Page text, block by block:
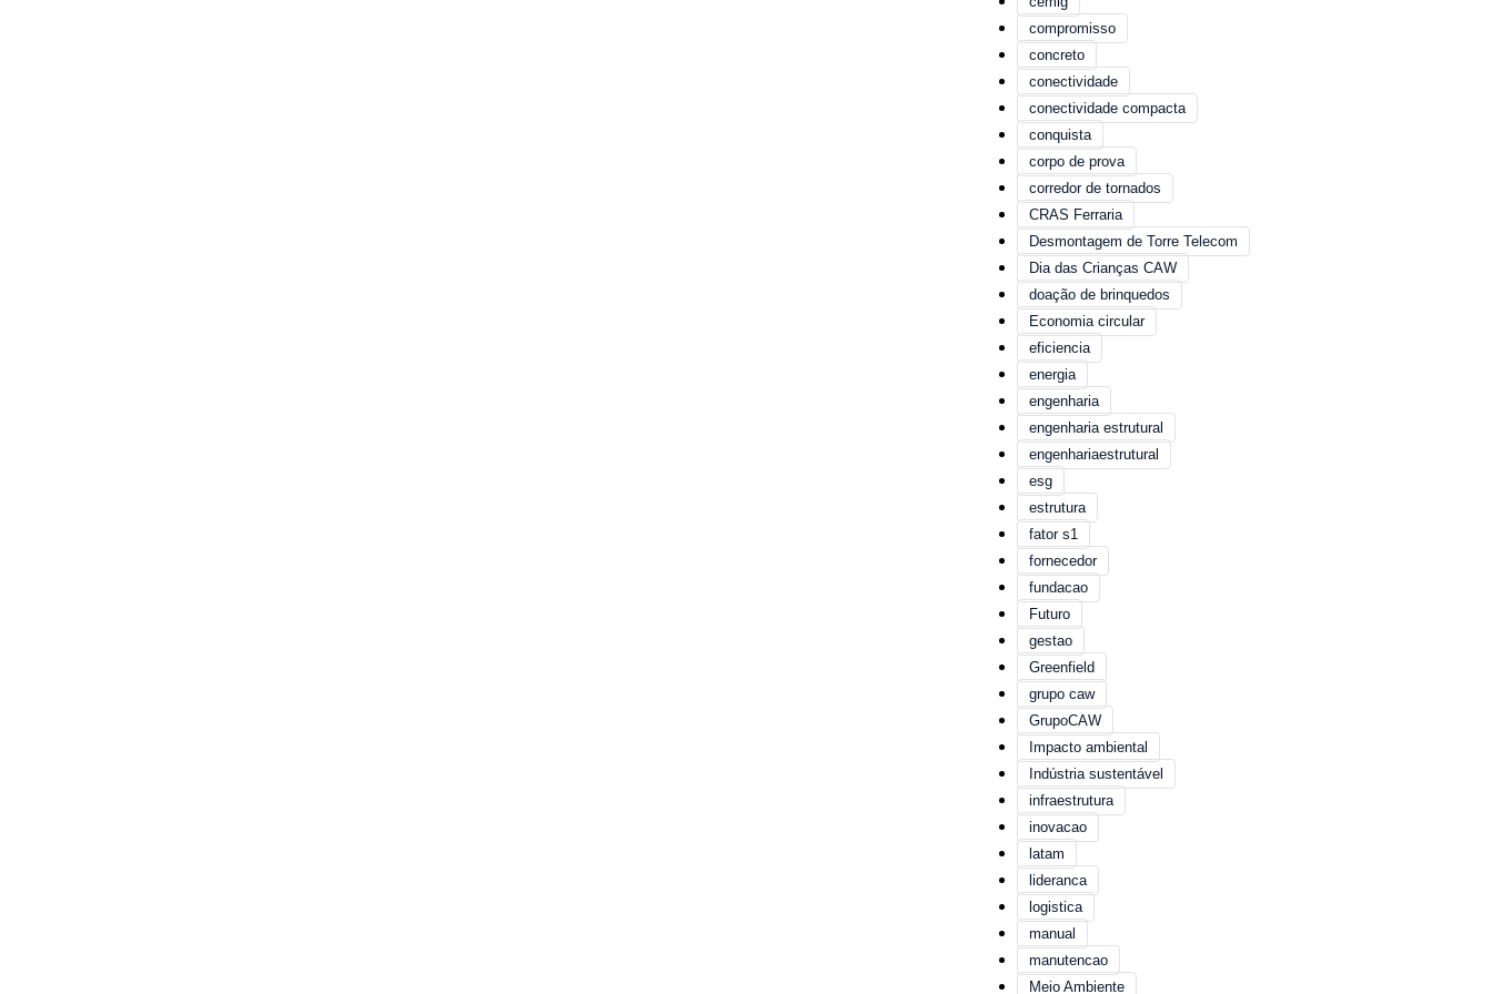
compromisso
concreto
conectividade
conectividade compacta
conquista
corpo de prova
corredor de tornados
CRAS Ferraria
Desmontagem de Torre Telecom
Dia das Crianças CAW
doação de brinquedos
Economia circular
eficiencia
energia
engenharia
engenharia estrutural
engenhariaestrutural
esg
estrutura
fator s1
fornecedor
fundacao
Futuro
gestao
Greenfield
grupo caw
GrupoCAW
Impacto ambiental
Indústria sustentável
infraestrutura
inovacao
latam
lideranca
logistica
manual
manutencao
Meio Ambiente